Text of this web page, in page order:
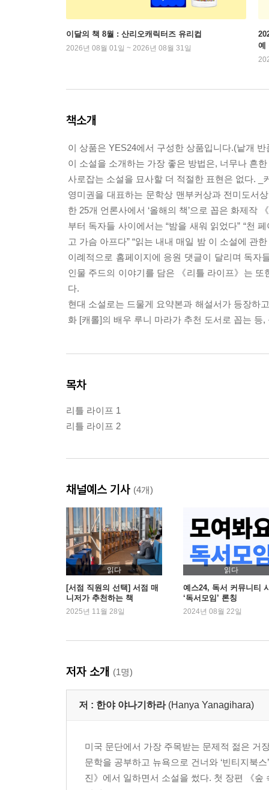
이달의 책 8월 : 산리오캐릭터즈 유리컵
2026년 08월 01일 ~ 2026년 08월 31일
예
책소개
이 상품은 YES24에서 구성한 상품입니다.(낱개 반
이 소설을 소개하는 가장 좋은 방법은, 너무나 흔
사로잡는 소설을 묘사할 더 적절한 표현은 없다. _
영미권을 대표하는 문학상 맨부커상과 전미도서
한 25개 언론사에서 ‘올해의 책’으로 꼽은 화제작
부터 독자들 사이에서는 “밤을 새워 읽었다” “천
고 가슴 아프다” “읽는 내내 매일 밤 이 소설에 관
이례적으로 홈페이지에 응원 댓글이 달리며 독자
인물 주드의 이야기를 담은 《리틀 라이프》는
다.
현대 소설로는 드물게 요약본과 해설서가 등장하
화 [캐롤]의 배우 루니 마라가 추천 도서로 꼽는
목차
리틀 라이프 1
리틀 라이프 2
채널예스 기사 (4개)
읽다
[서점 직원의 선택] 서점 매
니저가 추천하는 책
2025년 11월 28일
읽다
예스24, 독서 커뮤니티
‘독서모임’ 론칭
2024년 08월 22일
저자 소개 (1명)
저 : 한야 야나기하라 (Hanya Yanagihara)
미국 문단에서 가장 주목받는 문제적 젊은 거
문학을 공부하고 뉴욕으로 건너와 ‘빈티지북
진》에서 일하면서 소설을 썼다. 첫 장편 《숲